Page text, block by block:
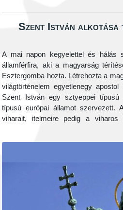
Szent István
A mai napon kegyelettel
államférfira, aki a
Esztergomba hozta.
világtörténelem egyetlenegy
Szent István egy
típusú európai államot
viharait, itelmeire pedig a